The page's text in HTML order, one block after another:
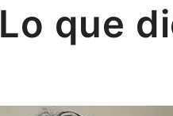
Lo que